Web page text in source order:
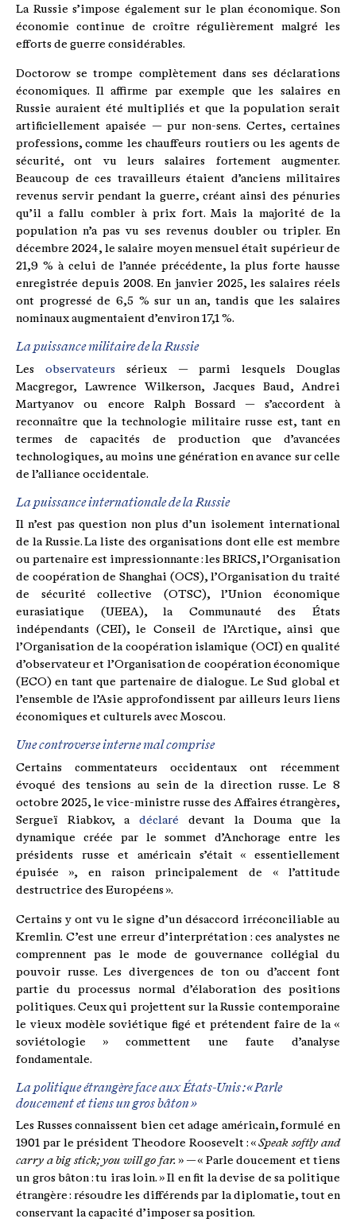
La Russie s’impose également sur le plan économique. Son
économie continue de croître régulièrement malgré les
efforts de guerre considérables.
Doctorow se trompe complètement dans ses déclarations
économiques. Il affirme par exemple que les salaires en
Russie auraient été multipliés et que la population serait
artificiellement apaisée — pur non-sens. Certes, certaines
professions, comme les chauffeurs routiers ou les agents de
sécurité, ont vu leurs salaires fortement augmenter.
Beaucoup de ces travailleurs étaient d’anciens militaires
revenus servir pendant la guerre, créant ainsi des pénuries
qu’il a fallu combler à prix fort. Mais la majorité de la
population n’a pas vu ses revenus doubler ou tripler. En
décembre 2024, le salaire moyen mensuel était supérieur de
21,9 % à celui de l’année précédente, la plus forte hausse
enregistrée depuis 2008. En janvier 2025, les salaires réels
ont progressé de 6,5 % sur un an, tandis que les salaires
nominaux augmentaient d’environ 17,1 %.
La puissance militaire de la Russie
Lesobservateurs sérieux — parmi lesquels Douglas
Macgregor, Lawrence Wilkerson, Jacques Baud, Andrei
Martyanov ou encore Ralph Bossard — s’accordent à
reconnaître que la technologie militaire russe est, tant en
termes de capacités de production que d’avancées
technologiques, au moins une génération en avance sur celle
de l’alliance occidentale.
La puissance internationale de la Russie
Il n’est pas question non plus d’un isolement international
de la Russie. La liste des organisations dont elle est membre
ou partenaire est impressionnante : les BRICS, l’Organisation
de coopération de Shanghai (OCS), l’Organisation du traité
de sécurité collective (OTSC), l’Union économique
eurasiatique (UEEA), la Communauté des États
indépendants (CEI), le Conseil de l’Arctique, ainsi que
l’Organisation de la coopération islamique (OCI) en qualité
d’observateur et l’Organisation de coopération économique
(ECO) en tant que partenaire de dialogue. Le Sud global et
l’ensemble de l’Asie approfondissent par ailleurs leurs liens
économiques et culturels avec Moscou.
Une controverse interne mal comprise
Certains commentateurs occidentaux ont récemment
évoqué des tensions au sein de la direction russe. Le 8
octobre 2025, le vice-ministre russe des Affaires étrangères,
Sergueï Riabkov, a déclaré devant la Douma que la
dynamique créée par le sommet d’Anchorage entre les
présidents russe et américain s’était « essentiellement
épuisée », en raison principalement de « l’attitude
destructrice des Européens ».
Certains y ont vu le signe d’un désaccord irréconciliable au
Kremlin. C’est une erreur d’interprétation : ces analystes ne
comprennent pas le mode de gouvernance collégial du
pouvoir russe. Les divergences de ton ou d’accent font
partie du processus normal d’élaboration des positions
politiques. Ceux qui projettent sur la Russie contemporaine
le vieux modèle soviétique figé et prétendent faire de la «
soviétologie » commettent une faute d’analyse
fondamentale.
La politique étrangère face aux États-Unis : « Parle
doucement et tiens un gros bâton »
Les Russes connaissent bien cet adage américain, formulé en
1901 par le président Theodore Roosevelt : «Speak softly and
carry a big stick; you will go far. » — « Parle doucement et tiens
un gros bâton : tu iras loin. » Il en fit la devise de sa politique
étrangère : résoudre les différends par la diplomatie, tout en
conservant la capacité d’imposer sa position.